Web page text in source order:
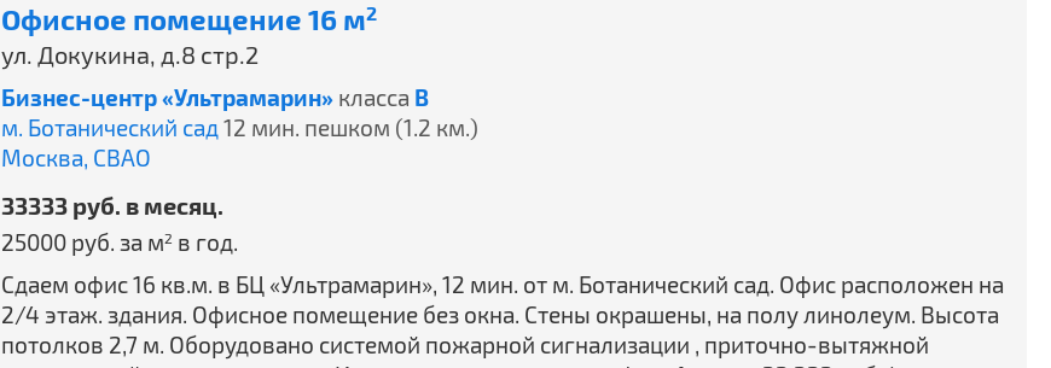
Офисное помещение 16 м2
ул. Докукина, д.8 стр.2
Бизнес-центр «Ультрамарин» класса B
м. Ботанический сад12 мин. пешком (1.2 км.)
Москва, СВАО
33333 руб. в месяц.
25000 руб. за м2 в год.
Сдаем офис 16 кв.м. в БЦ «Ультрамарин», 12 мин. от м. Ботанический сад. Офис расположен на
2/4 этаж. здания. Офисное помещение без окна. Стены окрашены, на полу линолеум. Высота
потолков 2,7 м. Оборудовано системой пожарной сигнализации , приточно-вытяжной